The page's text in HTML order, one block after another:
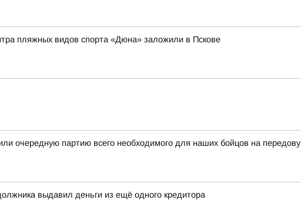
пляжных видов спорта «Дюна» заложили в Пскове
очередную партию всего необходимого для наших бойцов на
выдавил деньги из ещё одного кредитора